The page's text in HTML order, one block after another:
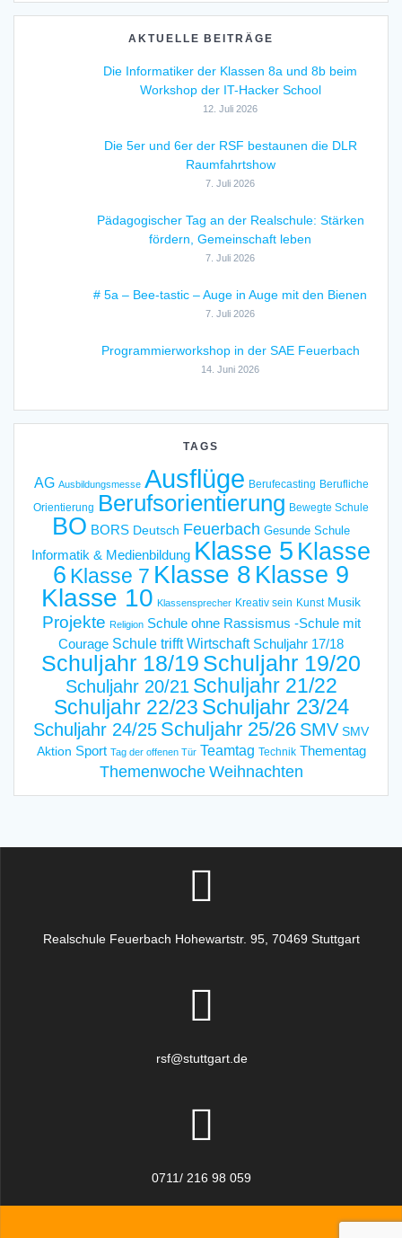
AKTUELLE BEITRÄGE
Die Informatiker der Klassen 8a und 8b beim
Workshop der IT-Hacker School
12. Juli 2026
Die 5er und 6er der RSF bestaunen die DLR
Raumfahrtshow
7. Juli 2026
Pädagogischer Tag an der Realschule: Stärken
fördern, Gemeinschaft leben
7. Juli 2026
# 5a – Bee-tastic – Auge in Auge mit den Bienen
7. Juli 2026
Programmierworkshop in der SAE Feuerbach
14. Juni 2026
TAGS
AG Ausbildungsmesse Ausflüge Berufecasting Berufliche
Orientierung Berufsorientierung Bewegte Schule
BO BORS Deutsch Feuerbach Gesunde Schule
Informatik & Medienbildung Klasse 5 Klasse
6 Klasse 7 Klasse 8 Klasse 9
Klasse 10 Klassensprecher Kreativ sein Kunst Musik
Projekte Religion Schule ohne Rassismus -Schule mit
Courage Schule trifft Wirtschaft Schuljahr 17/18
Schuljahr 18/19 Schuljahr 19/20
Schuljahr 20/21 Schuljahr 21/22
Schuljahr 22/23 Schuljahr 23/24
Schuljahr 24/25 Schuljahr 25/26 SMV SMV
Aktion Sport Tag der offenen Tür Teamtag Technik Thementag
Themenwoche Weihnachten
Realschule Feuerbach Hohewartstr. 95, 70469 Stuttgart
rsf@stuttgart.de
0711/ 216 98 059